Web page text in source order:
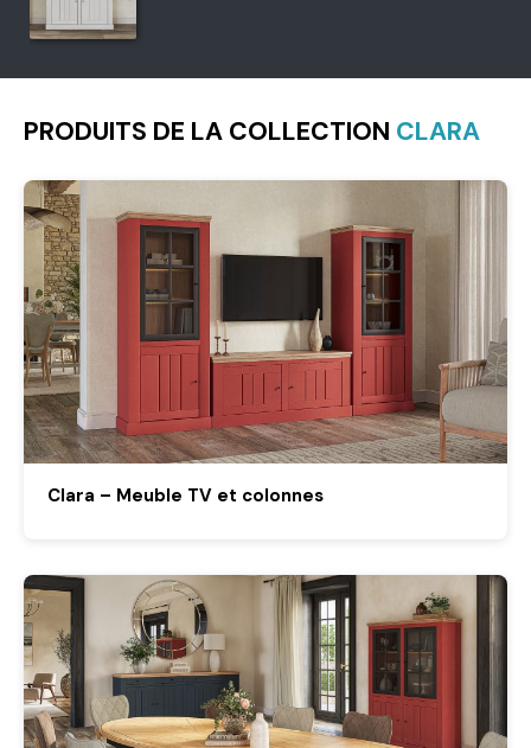
PRODUITS DE LA COLLECTION CLARA
Clara – Meuble TV et colonnes